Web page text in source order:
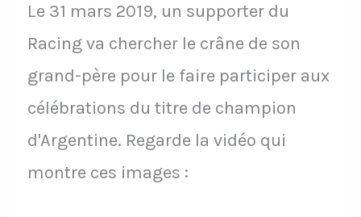
Le 31 mars 2019, un supporter du
Racing va chercher le crâne de son
grand-père pour le faire participer aux
célébrations du titre de champion
d'Argentine. Regarde la vidéo qui
montre ces images :